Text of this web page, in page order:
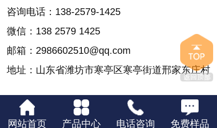
咨询电话：138-2579-1425
微信：138 2579 1425
邮箱：2986602510@qq.com
地址：山东省潍坊市寒亭区寒亭街道邢家东庄村
网站首页 产品中心 电话咨询 免费样品